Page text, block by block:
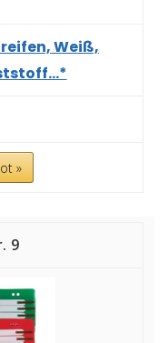
Weiß,
»
9